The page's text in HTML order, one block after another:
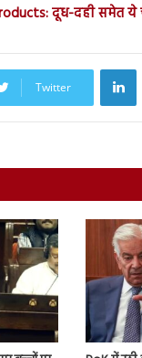
दूध-दही समेत
Twitter